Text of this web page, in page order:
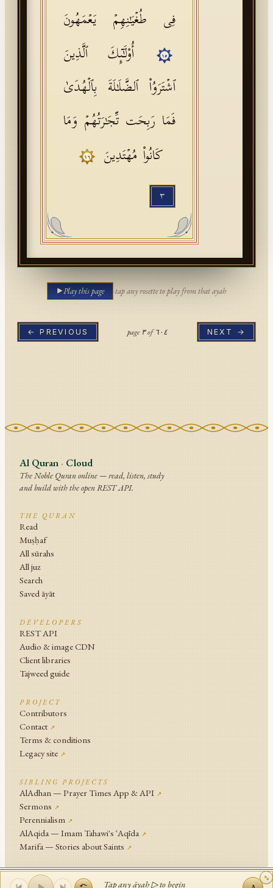
فِی طُغۡیَـٰنِهِمۡ یَعۡمَهُونَ
١٥
أُو۟لَـٰۤىِٕكَ ٱلَّذِینَ
ٱشۡتَرَوُا۟ ٱلضَّلَـٰلَةَ بِٱلۡهُدَىٰ
فَمَا رَبِحَت تِّجَـٰرَتُهُمۡ وَمَا
كَانُوا۟ مُهۡتَدِینَ
١٦
٣
Play this page ·tap any rosette to play from that ayah
← PREVIOUS page ٣of٦٠٤ NEXT →
Al Quran · Cloud
The Noble Quran online — read, listen, study
and build with the open REST API.
THE QURAN
Read
Muṣḥaf
All sūrahs
All juz
Search
Saved āyāt
DEVELOPERS
REST API
Audio & image CDN
Client libraries
Tajweed guide
PROJECT
Contributors
Contact ↗
Terms & conditions
Legacy site ↗
SIBLING PROJECTS
AlAdhan — Prayer Times App & API ↗
Sermons ↗
Perennialism ↗
AlAqida — Imam Tahawi's ʿAqīda ↗
Marifa — Stories about Saints ↗
An Islamic NetworkProject .Tap any āyah ▷ to begin